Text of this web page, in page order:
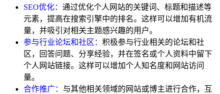
SEO优化： 通过优化个人网站的关键词、标题和描述等
元素，提高在搜索引擎中的排名。这样可以增加有机流
量，并吸引对相关主题感兴趣的用户。
参与行业论坛和社区： 积极参与行业相关的论坛和社
区，回答问题、分享经验，并在签名或个人资料中留下
个人网站链接。这样可以增加个人知名度和网站访问
量。
合作推广： 与其他相关领域的网站或博主进行合作，互